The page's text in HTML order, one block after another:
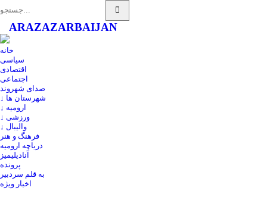
ARAZAZARBAIJAN
خانه
سیاسی
اقتصادی
اجتماعی
صدای شهروند
↓ شهرستان ها
↓ ارومیه
↓ ورزشی
↓ والیبال
فرهنگ و هنر
دریاچه ارومیه
آنادیلیمیز
پرونده
به قلم سردبیر
اخبار ویژه